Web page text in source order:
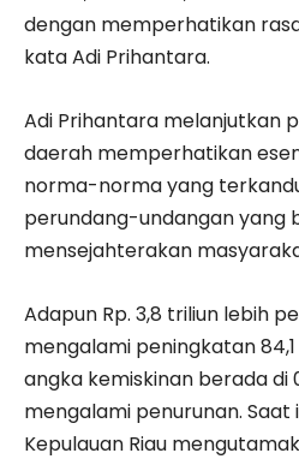
dengan memperhatikan
kata Adi Prihantara.
Adi Prihantara melanjutkan
daerah memperhatikan
norma-norma yang
perundang-undangan yang
mensejahterakan
Adapun Rp. 3,8 triliun lebih
mengalami peningkatan
angka kemiskinan berada di
mengalami penurunan. Saat
Kepulauan Riau